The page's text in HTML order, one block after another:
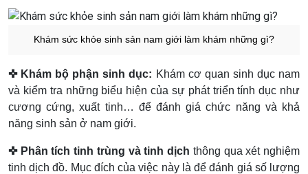
Khám sức khỏe sinh sản nam giới làm khám những gì?
✜ Khám bộ phận sinh dục: Khám cơ quan sinh dục nam
và kiểm tra những biểu hiện của sự phát triển tính dục như
cương cứng, xuất tinh… để đánh giá chức năng và khả
năng sinh sản ở nam giới.
✜ Phân tích tinh trùng và tinh dịch thông qua xét nghiệm
tinh dịch đồ. Mục đích của việc này là để đánh giá số lượng